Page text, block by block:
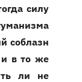
силу
соблазн
и в то же
ли не